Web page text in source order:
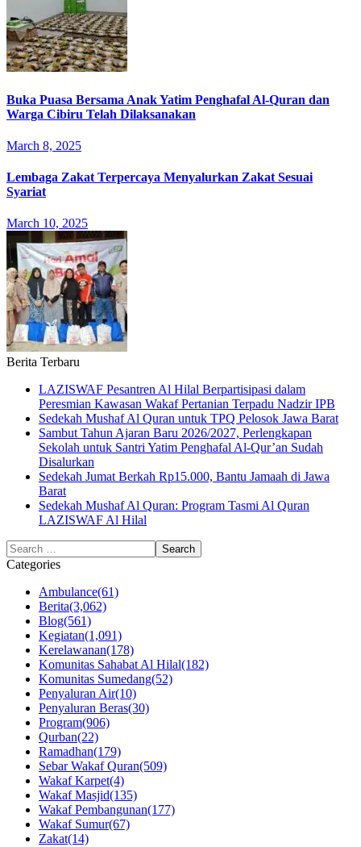
Buka Puasa Bersama Anak Yatim Penghafal Al-Quran dan
Warga Cibiru Telah Dilaksanakan
March 8, 2025
Lembaga Zakat Terpercaya Menyalurkan Zakat Sesuai
Syariat
March 10, 2025
Berita Terbaru
LAZISWAF Pesantren Al Hilal Berpartisipasi dalam
Peresmian Kawasan Wakaf Pertanian Terpadu Nadzir IPB
Sedekah Mushaf Al Quran untuk TPQ Pelosok Jawa Barat
Sambut Tahun Ajaran Baru 2026/2027, Perlengkapan
Sekolah untuk Santri Yatim Penghafal Al-Qur’an Sudah
Disalurkan
Sedekah Jumat Berkah Rp15.000, Bantu Jamaah di Jawa
Barat
Sedekah Mushaf Al Quran: Program Tasmi Al Quran
LAZISWAF Al Hilal
Categories
Ambulance(61)
Berita(3,062)
Blog(561)
Kegiatan(1,091)
Kerelawanan(178)
Komunitas Sahabat Al Hilal(182)
Komunitas Sumedang(52)
Penyaluran Air(10)
Penyaluran Beras(30)
Program(906)
Qurban(22)
Ramadhan(179)
Sebar Wakaf Quran(509)
Wakaf Karpet(4)
Wakaf Masjid(135)
Wakaf Pembangunan(177)
Wakaf Sumur(67)
Zakat(14)